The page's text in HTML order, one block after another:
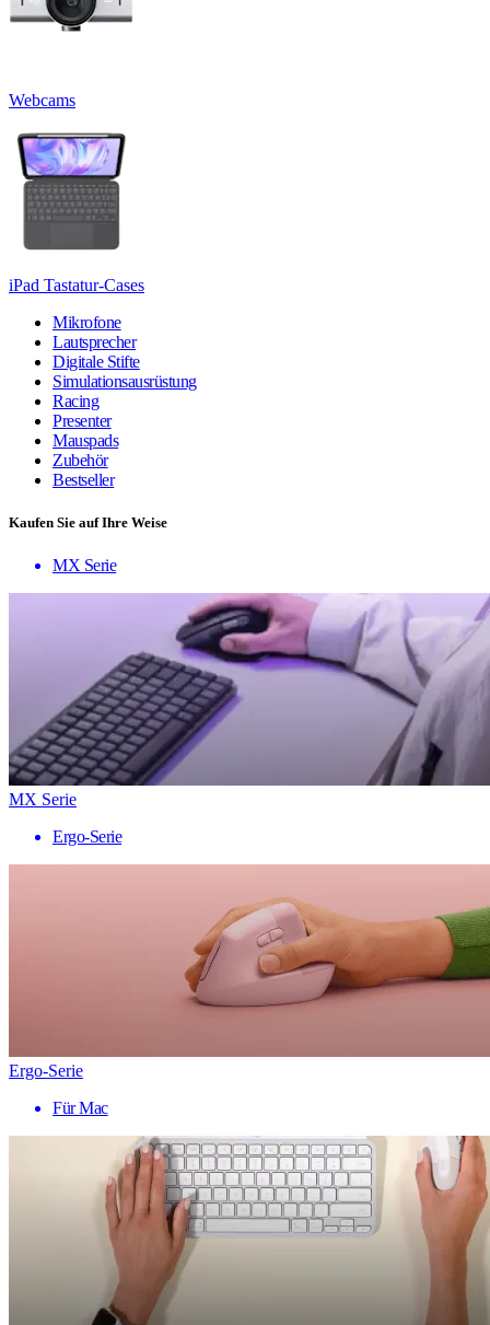
Webcams
iPad Tastatur-Cases
Mikrofone
Lautsprecher
Digitale Stifte
Simulationsausrüstung
Racing
Presenter
Mauspads
Zubehör
Bestseller
Kaufen Sie auf Ihre Weise
MX Serie
MX Serie
Ergo-Serie
Ergo-Serie
Für Mac